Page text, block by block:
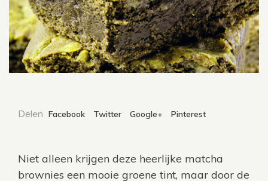
Delen Facebook Twitter Google+ Pinterest
Niet alleen krijgen deze heerlijke matcha
brownies een mooie groene tint, maar door de